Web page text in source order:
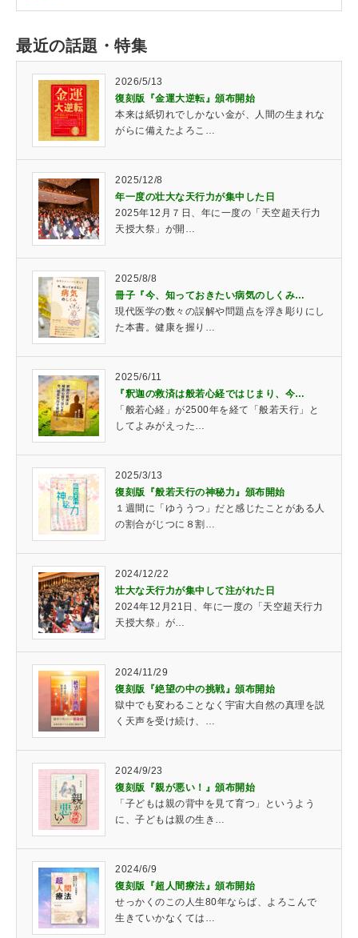
最近の話題・特集
2026/5/13
復刻版『金運大逆転』頒布開始
本来は紙切れでしかない金が、人間の生まれな
がらに備えたよろこ…
2025/12/8
年一度の壮大な天行力が集中した日
2025年12月７日、年に一度の「天空超天行力
天授大祭」が開…
2025/8/8
冊子『今、知っておきたい病気のしくみ…
現代医学の数々の誤解や問題点を浮き彫りにし
た本書。健康を握り…
2025/6/11
『釈迦の救済は般若心経ではじまり、今…
「般若心経」が2500年を経て「般若天行」と
してよみがえった…
2025/3/13
復刻版『般若天行の神秘力』頒布開始
１週間に「ゆううつ」だと感じたことがある人
の割合がじつに８割…
2024/12/22
壮大な天行力が集中して注がれた日
2024年12月21日、年に一度の「天空超天行力
天授大祭」が…
2024/11/29
復刻版『絶望の中の挑戦』頒布開始
獄中でも変わることなく宇宙大自然の真理を説
く天声を受け続け、…
2024/9/23
復刻版『親が悪い！』頒布開始
「子どもは親の背中を見て育つ」というよう
に、子どもは親の生き…
2024/6/9
復刻版『超人間療法』頒布開始
せっかくのこの人生80年ならば、よろこんで
生きていかなくては…